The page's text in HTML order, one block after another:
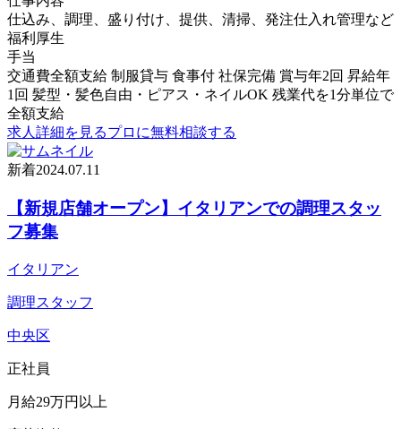
仕込み、調理、盛り付け、提供、清掃、発注仕入れ管理など
福利厚生
手当
交通費全額支給 制服貸与 食事付 社保完備 賞与年2回 昇給年
1回 髪型・髪色自由・ピアス・ネイルOK 残業代を1分単位で
全額支給
求人詳細を見るプロに無料相談する
新着2024.07.11
【新規店舗オープン】イタリアンでの調理スタッ
フ募集
イタリアン
調理スタッフ
中央区
正社員
月給29万円以上